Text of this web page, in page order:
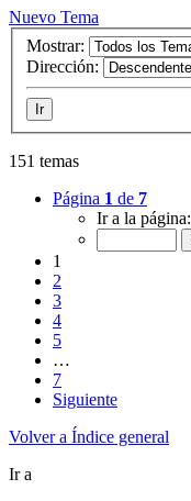
Nuevo Tema
Mostrar:
Dirección:
151 temas
Página 1 de 7
Ir a la página:
1
2
3
4
5
…
7
Siguiente
Volver a Índice general
Ir a